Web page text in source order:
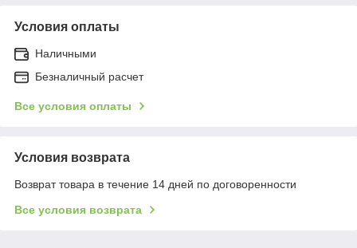
Условия оплаты
Наличными
Безналичный расчет
Все условия оплаты
Условия возврата
Возврат товара в течение 14 дней по договоренности
Все условия возврата